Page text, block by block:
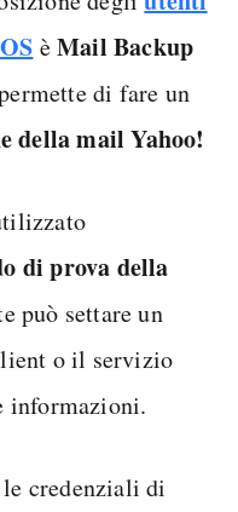
èMail Backup
di fare un
della mail Yahoo!
di prova della
può settare un
o il servizio
informazioni.
credenziali di